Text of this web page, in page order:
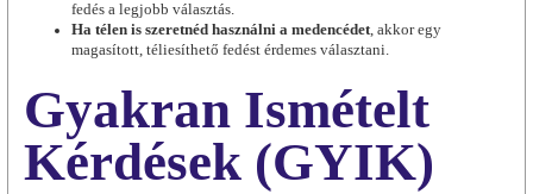
fedés a legjobb választás.
Ha télen is szeretnéd használni a medencédet, akkor egy
magasított, téliesíthető fedést érdemes választani.
Gyakran Ismételt
Kérdések (GYIK)